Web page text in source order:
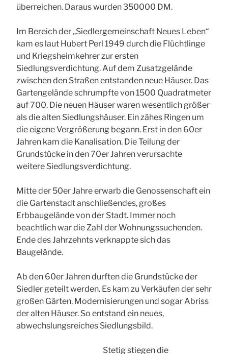
überreichen. Daraus wurden 350000 DM.
Im Bereich der „Siedlergemeinschaft Neues Leben“
kam es laut Hubert Perl 1949 durch die Flüchtlinge
und Kriegsheimkehrer zur ersten
Siedlungsverdichtung. Auf dem Zusatzgelände
zwischen den Straßen entstanden neue Häuser. Das
Gartengelände schrumpfte von 1500 Quadratmeter
auf 700. Die neuen Häuser waren wesentlich größer
als die alten Siedlungshäuser. Ein zähes Ringen um
die eigene Vergrößerung begann. Erst in den 60er
Jahren kam die Kanalisation. Die Teilung der
Grundstücke in den 70er Jahren verursachte
weitere Siedlungsverdichtung.
Mitte der 50er Jahre erwarb die Genossenschaft ein
die Gartenstadt anschließendes, großes
Erbbaugelände von der Stadt. Immer noch
beachtlich war die Zahl der Wohnungssuchenden.
Ende des Jahrzehnts verknappte sich das
Baugelände.
Ab den 60er Jahren durften die Grundstücke der
Siedler geteilt werden. Es kam zu Verkäufen der sehr
großen Gärten, Modernisierungen und sogar Abriss
der alten Häuser. So entstand ein neues,
abwechslungsreiches Siedlungsbild.
Stetig stiegen die